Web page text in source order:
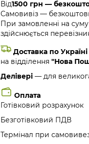
Від1500 грн —
Самовивіз —
При замовленні на
здійснюється
Доставка по Україні
на відділення"Нова
Делівері — для
Оплата
Готівковий розрахунок
Безготівковий ПДВ
Термінал при